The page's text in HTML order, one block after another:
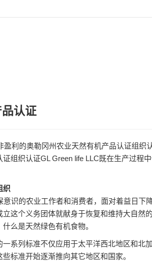
认证
盈利的奥勒冈州农业天然有机产品认证组织
组织认证GL Green life LLC既在生产过程
织
识的农业工作者和消费者，面对着益日下
这个义务团体就献身于恢复和维持大自然
么是天然绿色有机食物。
系列标准不仅应用于太平洋西北地区和北
标准开始逐渐推向其它地区和国家。